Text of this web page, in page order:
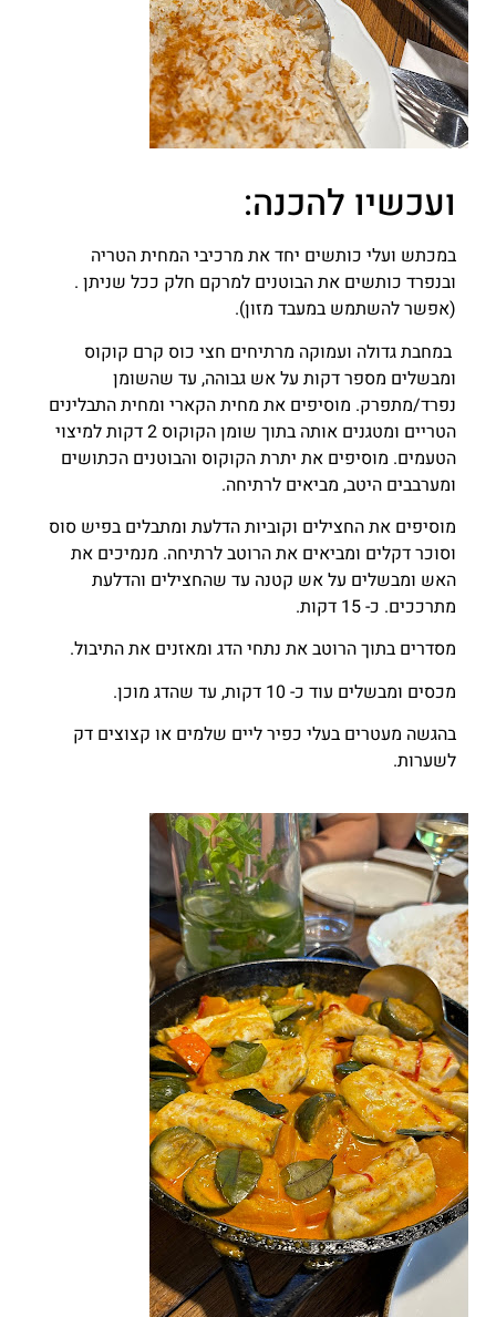
ועכשיו להכנה:
במכתש ועלי כותשים יחד את מרכיבי המחית הטריה
ובנפרד כותשים את הבוטנים למרקם חלק ככל שניתן .
(אפשר להשתמש במעבד מזון).
במחבת גדולה ועמוקה מרתיחים חצי כוס קרם קוקוס
ומבשלים מספר דקות על אש גבוהה, עד שהשומן
נפרד/מתפרק. מוסיפים את מחית הקארי ומחית התבלינים
הטריים ומטגנים אותה בתוך שומן הקוקוס 2 דקות למיצוי
הטעמים. מוסיפים את יתרת הקוקוס והבוטנים הכתושים
ומערבבים היטב, מביאים לרתיחה.
מוסיפים את החצילים וקוביות הדלעת ומתבלים בפיש סוס
וסוכר דקלים ומביאים את הרוטב לרתיחה. מנמיכים את
האש ומבשלים על אש קטנה עד שהחצילים והדלעת
מתרככים. כ- 15 דקות.
מסדרים בתוך הרוטב את נתחי הדג ומאזנים את התיבול.
מכסים ומבשלים עוד כ- 10 דקות, עד שהדג מוכן.
בהגשה מעטרים בעלי כפיר ליים שלמים או קצוצים דק
לשערות.